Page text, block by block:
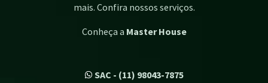
mais. Confira nossos serviços.
Conheça a Master House
SAC - (11) 98043-7875